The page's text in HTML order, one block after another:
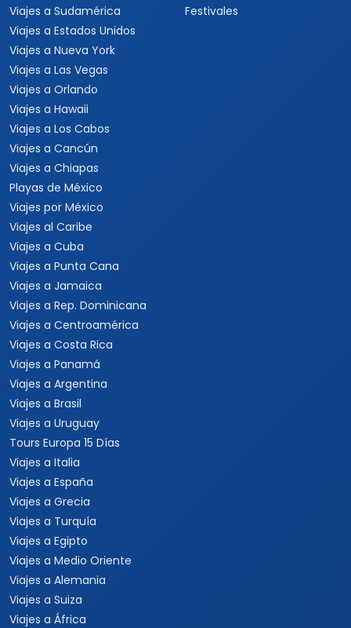
Viajes a Sudamérica
Viajes a Estados Unidos
Viajes a Nueva York
Viajes a Las Vegas
Viajes a Orlando
Viajes a Hawaii
Viajes a Los Cabos
Viajes a Cancún
Viajes a Chiapas
Playas de México
Viajes por México
Viajes al Caribe
Viajes a Cuba
Viajes a Punta Cana
Viajes a Jamaica
Viajes a Rep. Dominicana
Viajes a Centroamérica
Viajes a Costa Rica
Viajes a Panamá
Viajes a Argentina
Viajes a Brasil
Viajes a Uruguay
Tours Europa 15 Días
Viajes a Italia
Viajes a España
Viajes a Grecia
Viajes a Turquía
Viajes a Egipto
Viajes a Medio Oriente
Viajes a Alemania
Viajes a Suiza
Viajes a África
Festivales